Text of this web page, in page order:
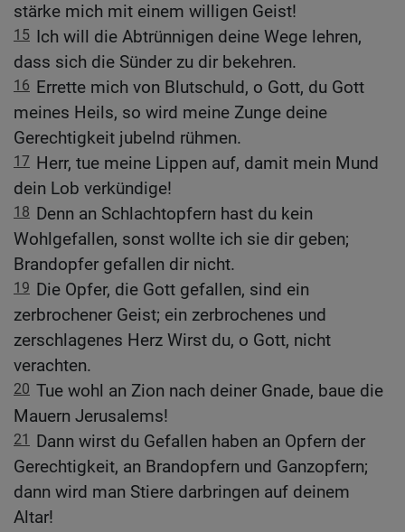
stärke mich mit einem willigen Geist!
15 Ich will die Abtrünnigen deine Wege lehren,
dass sich die Sünder zu dir bekehren.
16 Errette mich von Blutschuld, o Gott, du Gott
meines Heils, so wird meine Zunge deine
Gerechtigkeit jubelnd rühmen.
17 Herr, tue meine Lippen auf, damit mein Mund
dein Lob verkündige!
18 Denn an Schlachtopfern hast du kein
Wohlgefallen, sonst wollte ich sie dir geben;
Brandopfer gefallen dir nicht.
19 Die Opfer, die Gott gefallen, sind ein
zerbrochener Geist; ein zerbrochenes und
zerschlagenes Herz Wirst du, o Gott, nicht
verachten.
20 Tue wohl an Zion nach deiner Gnade, baue die
Mauern Jerusalems!
21 Dann wirst du Gefallen haben an Opfern der
Gerechtigkeit, an Brandopfern und Ganzopfern;
dann wird man Stiere darbringen auf deinem
Altar!